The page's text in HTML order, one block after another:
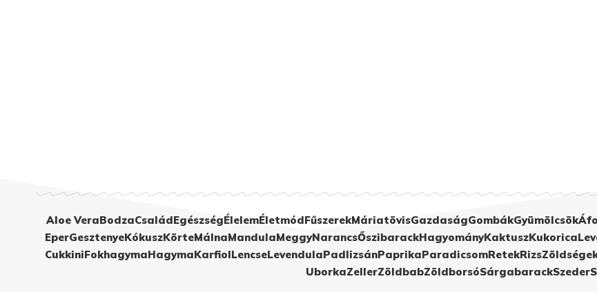
Aloe VeraBodzaCsaládEgészségÉlelemÉletmódFűszerekMáriatövisGazdaságGombákGyümölcsök
EperGesztenyeKókuszKörteMálnaMandulaMeggyNarancsŐszibarackHagyományKaktuszKukorica
CukkiniFokhagymaHagymaKarfiolLencseLevendulaPadlizsánPaprikaParadicsomRetekRizs
UborkaZellerZöldbabZöldborsóSárgabarackSzeder